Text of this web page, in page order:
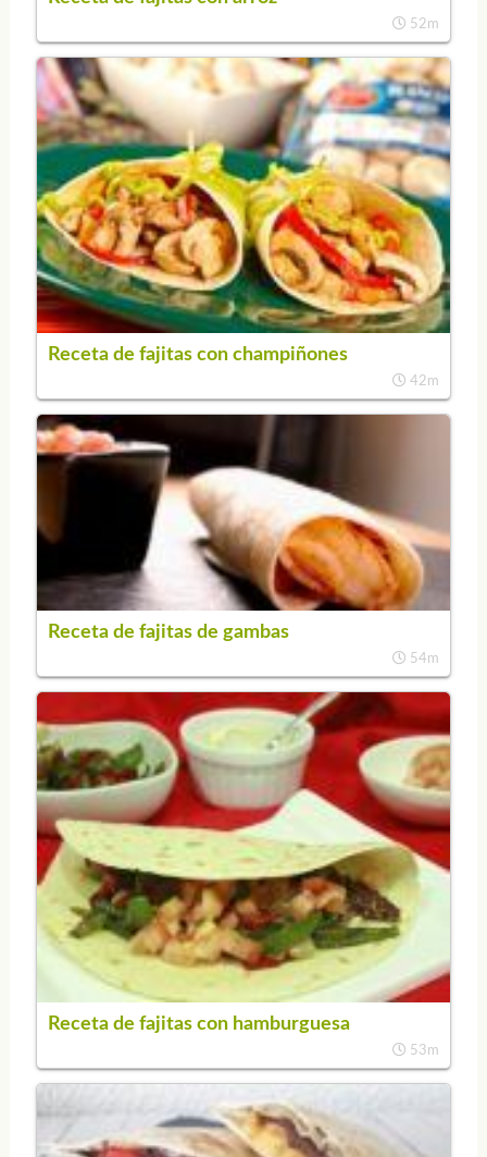
52m
Receta de fajitas con champiñones
42m
Receta de fajitas de gambas
54m
Receta de fajitas con hamburguesa
53m